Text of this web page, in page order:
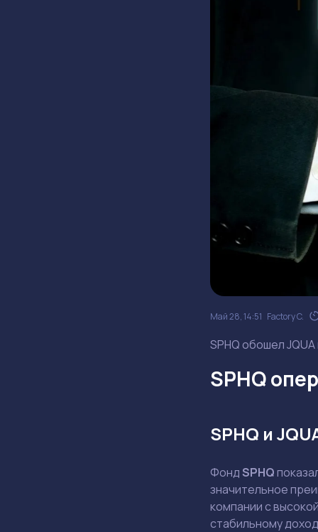
Май 28, 14:51 Factory C.
SPHQ обошел
SPHQ
SPHQ и
ФондSPHQ
значительное
компании с
стабильному